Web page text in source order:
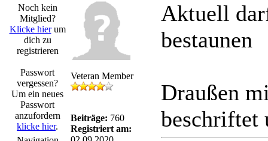
Noch kein
Mitglied?
Klicke hierum
dich zu
registrieren
Passwort
vergessen?
Um ein neues
Passwort
anzufordern
klicke hier.
Veteran Member
Beiträge: 760
Registriert am:
Aktuell
bestaunen
Draußen
beschriftet